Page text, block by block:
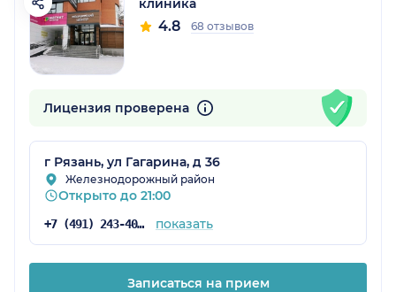
клиника
4.8 68 отзывов
Лицензия проверена
г Рязань, ул Гагарина, д 36
Железнодорожный район
Открыто до 21:00
+7 (491) 243-40-32 показать
Записаться на прием